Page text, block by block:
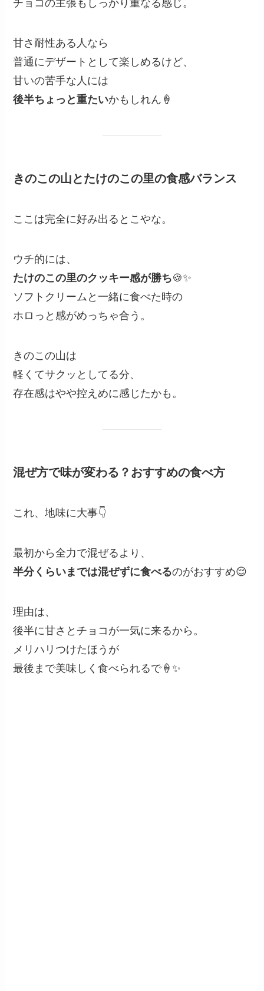
チョコの主張もしっかり重なる感じ。
甘さ耐性ある人なら
普通にデザートとして楽しめるけど、
甘いの苦手な人には
後半ちょっと重たいかもしれん🍦
きのこの山とたけのこの里の食感バランス
ここは完全に好み出るとこやな。
ウチ的には、
たけのこの里のクッキー感が勝ち🍪✨
ソフトクリームと一緒に食べた時の
ホロっと感がめっちゃ合う。
きのこの山は
軽くてサクッとしてる分、
存在感はやや控えめに感じたかも。
混ぜ方で味が変わる？おすすめの食べ方
これ、地味に大事👇
最初から全力で混ぜるより、
半分くらいまでは混ぜずに食べるのがおすすめ😌
理由は、
後半に甘さとチョコが一気に来るから。
メリハリつけたほうが
最後まで美味しく食べられるで🍦✨